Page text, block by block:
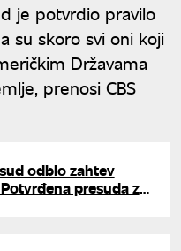
je potvrdio pravilo
su skoro svi oni koji
Državama
prenosi CBS
odbio zahtev
presuda za